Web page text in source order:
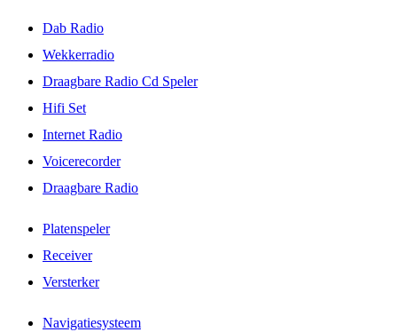
Dab Radio
Wekkerradio
Draagbare Radio Cd Speler
Hifi Set
Internet Radio
Voicerecorder
Draagbare Radio
Platenspeler
Receiver
Versterker
Navigatiesysteem